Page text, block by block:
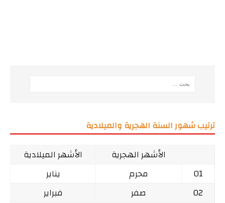
ترتيب شهور السنة الهجرية والميلادية
الأشهر الهجرية
الأشهر الميلادية
01
محرم
يناير
02
صفر
فبراير